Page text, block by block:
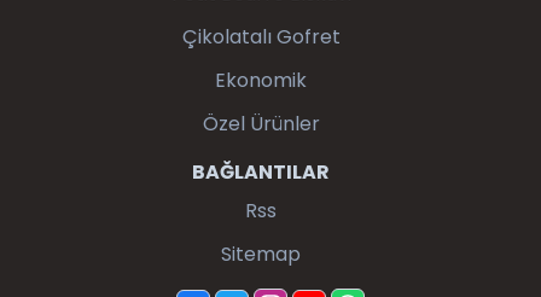
Çikolatalı Gofret
Ekonomik
Özel Ürünler
BAĞLANTILAR
Rss
Sitemap